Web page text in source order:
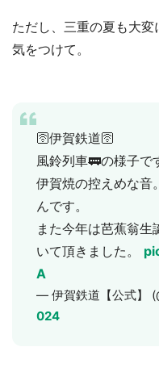
ただし、三重の夏も大
気をつけて。
🛜伊賀鉄道🛜
風鈴列車🚃の様子で
伊賀焼の控えめな音
んです。
また今年は芭蕉翁
いて頂きました。
A
— 伊賀鉄道【公式】
024